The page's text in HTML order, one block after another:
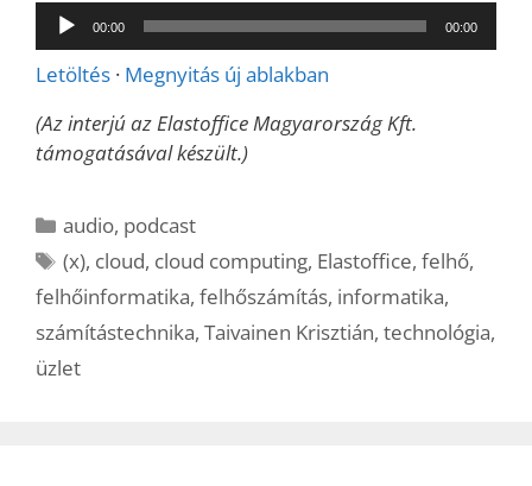
Audió
lejátszó
00:00 00:00
Letöltés · Megnyitás új ablakban
(Az interjú az Elastoffice Magyarország Kft.
támogatásával készült.)
Kategória
audio, podcast
Címkék
(x), cloud, cloud computing, Elastoffice,felhő,
felhőinformatika, felhőszámítás, informatika,
számítástechnika, Taivainen Krisztián, technológia,
üzlet